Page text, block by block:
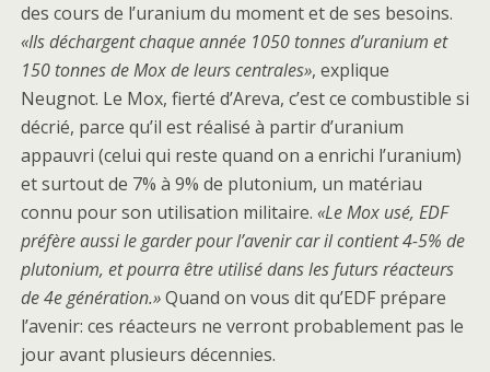
des cours de l’uranium du moment et de ses besoins.
«Ils déchargent chaque année 1050 tonnes d’uranium et
150 tonnes de Mox de leurs centrales», explique
Neugnot. Le Mox, fierté d’Areva, c’est ce combustible si
décrié, parce qu’il est réalisé à partir d’uranium
appauvri (celui qui reste quand on a enrichi l’uranium)
et surtout de 7% à 9% de plutonium, un matériau
connu pour son utilisation militaire. «Le Mox usé, EDF
préfère aussi le garder pour l’avenir car il contient 4-5% de
plutonium, et pourra être utilisé dans les futurs réacteurs
de 4e génération.»Quand on vous dit qu’EDF prépare
l’avenir: ces réacteurs ne verront probablement pas le
jour avant plusieurs décennies.